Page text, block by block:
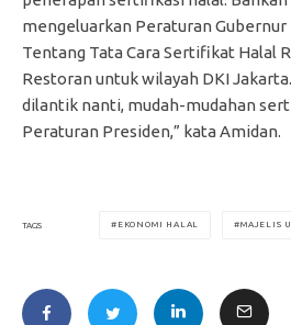
mengeluarkan Peraturan Gubernur
Tentang Tata Cara Sertifikat Halal
Restoran untuk wilayah DKI
dilantik nanti, mudah-mudahan
Peraturan Presiden,” kata Amidan.
TAGS EKONOMI HALAL MAJELIS